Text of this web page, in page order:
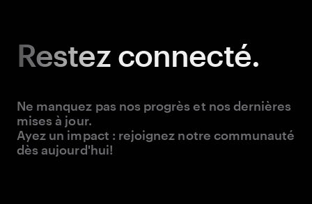
Restezconnecté.
Ne manquez pas nos progrès et nos dernières
mises à jour.
Ayez un impact : rejoignez notre communauté
dès aujourd'hui!